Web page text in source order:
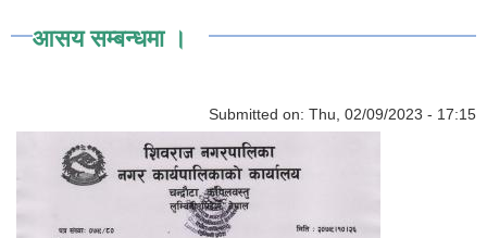
आसय सम्बन्धमा ।
Submitted on: Thu, 02/09/2023 - 17:15